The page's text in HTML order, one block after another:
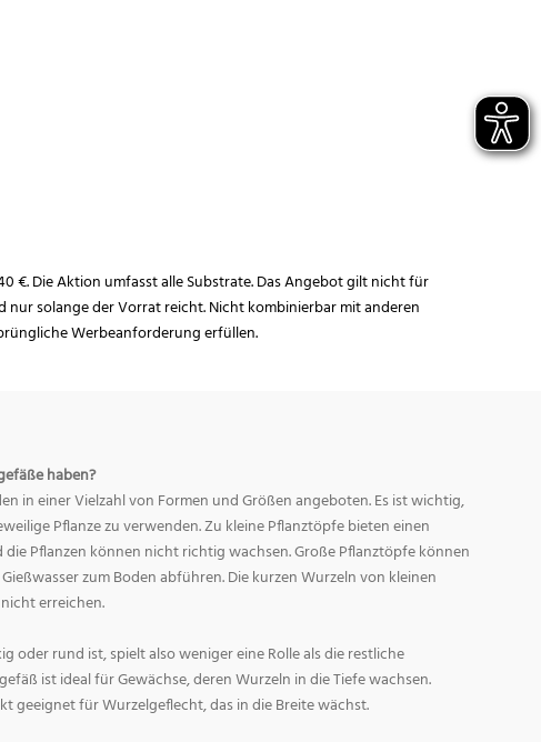
€. Die Aktion umfasst alle Substrate. Das Angebot gilt nicht für
nur solange der Vorrat reicht. Nicht kombinierbar mit anderen
Werbeanforderung erfüllen.
haben?
in einer Vielzahl von Formen und Größen angeboten. Es ist wichtig,
Pflanze zu verwenden. Zu kleine Pflanztöpfe bieten einen
Pflanzen können nicht richtig wachsen. Große Pflanztöpfe können
zum Boden abführen. Die kurzen Wurzeln von kleinen
erreichen.
oder rund ist, spielt also weniger eine Rolle als die restliche
ist ideal für Gewächse, deren Wurzeln in die Tiefe wachsen.
geeignet für Wurzelgeflecht, das in die Breite wächst.